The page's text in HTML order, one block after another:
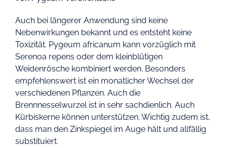
Auch bei längerer Anwendung sind keine
Nebenwirkungen bekannt und es entsteht keine
Toxizität. Pygeum africanum kann vorzüglich mit
Serenoa repens oder dem kleinblütigen
Weidenrösche kombiniert werden. Besonders
empfehlenswert ist ein monatlicher Wechsel der
verschiedenen Pflanzen. Auch die
Brennnesselwurzel ist in sehr sachdienlich. Auch
Kürbiskerne können unterstützen. Wichtig zudem ist,
dass man den Zinkspiegel im Auge hält und allfällig
substituiert.